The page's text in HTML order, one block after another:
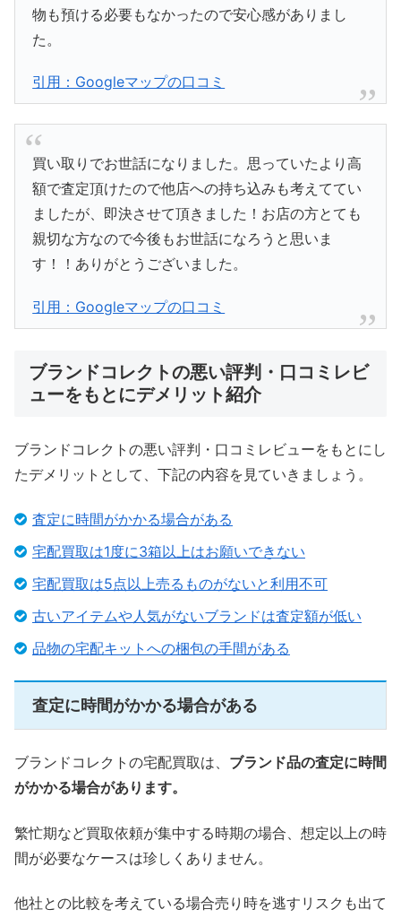
物も預ける必要もなかったので安心感がありまし
た。
引用：Googleマップの口コミ
買い取りでお世話になりました。思っていたより高
額で査定頂けたので他店への持ち込みも考えててい
ましたが、即決させて頂きました！お店の方とても
親切な方なので今後もお世話になろうと思いま
す！！ありがとうございました。
引用：Googleマップの口コミ
ブランドコレクトの悪い評判・口コミレビ
ューをもとにデメリット紹介
ブランドコレクトの悪い評判・口コミレビューをもとにし
たデメリットとして、下記の内容を見ていきましょう。
査定に時間がかかる場合がある
宅配買取は1度に3箱以上はお願いできない
宅配買取は5点以上売るものがないと利用不可
古いアイテムや人気がないブランドは査定額が低い
品物の宅配キットへの梱包の手間がある
査定に時間がかかる場合がある
ブランドコレクトの宅配買取は、 ブランド品の査定に時間
がかかる場合があります。
繁忙期など買取依頼が集中する時期の場合、想定以上の時
間が必要なケースは珍しくありません。
他社との比較を考えている場合売り時を逃すリスクも出て